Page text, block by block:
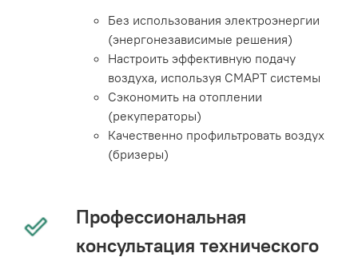
Без использования электроэнергии
(энергонезависимые решения)
Настроить эффективную подачу
воздуха, используя СМАРТ системы
Сэкономить на отоплении
(рекуператоры)
Качественно профильтровать воздух
(бризеры)
Профессиональная
консультация технического